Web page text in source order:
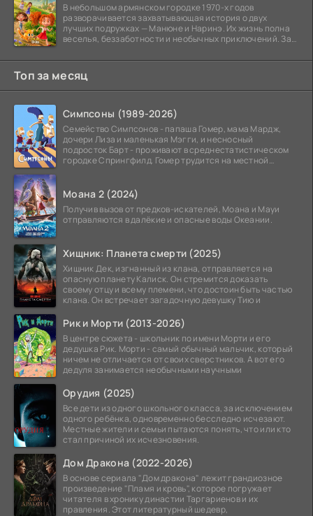
В небольшом армянском городке 1970-х годов
разворачивается захватывающая история о двух
лучших подружках — Манюне и Наринэ. Их жизнь полна
веселья, беззаботности и необычных приключений. За
Топ за месяц
Симпсоны (1989-2026)
Семейство Симпсонов - папаша Гомер, мама Мардж,
дочери Лиза и маленькая Мэгги, и несносный
подросток Барт - проживают в среднестатистическом
городке Спрингфилд. Гомер трудится на местной
Моана 2 (2024)
Получив вызов от предков-искателей, Моана и Мауи
отправляются в далёкие и опасные воды Океании.
Хищник: Планета смерти (2025)
Хищник Дек, изгнанный из клана, отправляется на
опасную планету Калиск. Он стремится доказать
своему отцу и всему племени, что достоин быть частью
клана. Он встречает загадочную девушку Тию и
Рик и Морти (2013-2026)
В центре сюжета - школьник по имени Морти и его
дедушка Рик. Морти - самый обычный мальчик, который
ничем не отличается от своих сверстников. А вот его
дедуля занимается необычными научными
Орудия (2025)
Все дети из одного школьного класса, за исключением
одного ребёнка, одновременно бесследно исчезают.
Местные жители и семьи пытаются понять, что или кто
стал причиной их исчезновения.
Дом Дракона (2022-2026)
В основе сериала "Дом дракона" лежит грандиозное
произведение "Пламя и кровь", которое погружает
читателя в хронику династии Таргариенов и их
правления. Этот литературный шедевр,